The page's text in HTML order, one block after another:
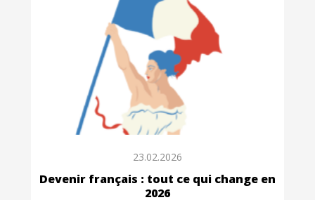
23.02.2026
Devenir français : tout ce qui change en
2026